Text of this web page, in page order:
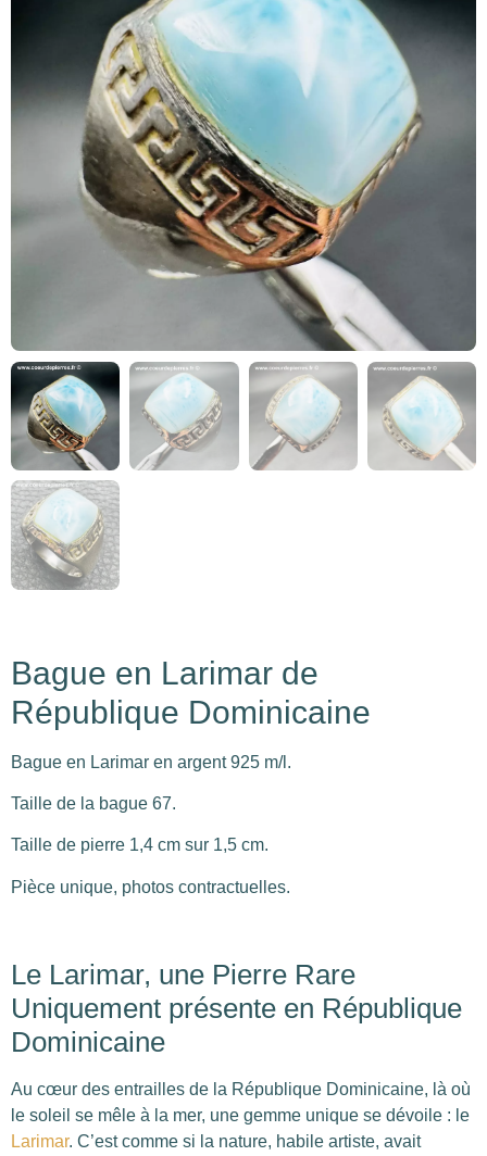
Bague en Larimar de
République Dominicaine
Bague en Larimar en argent 925 m/l.
Taille de la bague 67.
Taille de pierre 1,4 cm sur 1,5 cm.
Pièce unique, photos contractuelles.
Le Larimar, une Pierre Rare
Uniquement présente en République
Dominicaine
Au cœur des entrailles de la République Dominicaine, là où
le soleil se mêle à la mer, une gemme unique se dévoile : le
Larimar. C’est comme si la nature, habile artiste, avait